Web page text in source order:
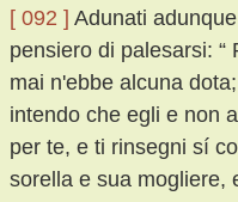
[ 092 ] Adunati
pensiero di palesarsi:
mai n'ebbe alcuna
intendo che egli e non
per te, e ti rinsegni sí
sorella e sua mogliere,